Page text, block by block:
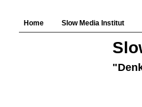
Home Slow Media Institut